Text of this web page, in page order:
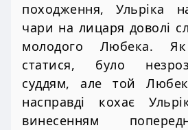
походження, Ульріка
чари на лицаря доволі
молодого Любека.
статися, було
суддям, але той
насправді кохає
винесенням